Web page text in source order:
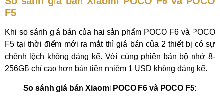
F5
Khi so sánh giá bán của hai sản phẩm POCO F6 và POCO
F5 tại thời điểm mới ra mắt thì giá bán của 2 thiết bị có sự
chênh lệch không đáng kể. Với cùng phiên bản bộ nhớ 8-
256GB chỉ cao hơn bản tiền nhiệm 1 USD không đáng kể.
So sánh giá bán Xiaomi POCO F6 và POCO F5: